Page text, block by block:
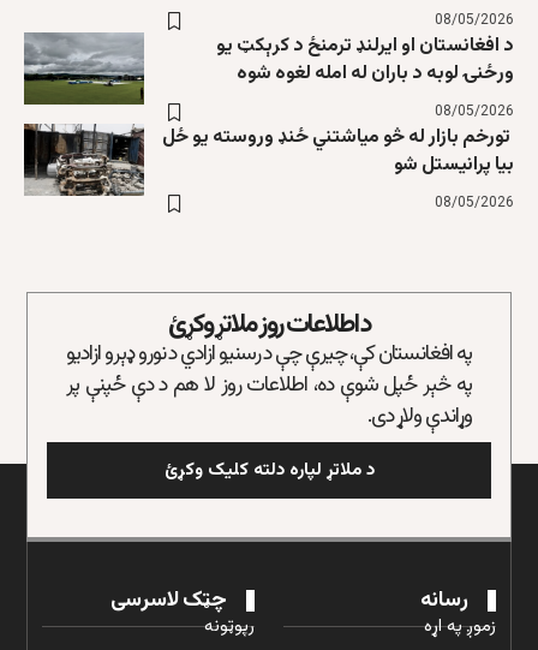
08/05/2026
د افغانستان او ایرلنډ ترمنځ د کرېکټ یو
ورځنۍ لوبه د باران له امله لغوه شوه
08/05/2026
تورخم بازار له څو میاشتني ځنډ وروسته یو ځل
بیا پرانیستل شو
08/05/2026
د اطلاعات روز ملاتړ وکړئ
په افغانستان کې، چیرې چې د رسنیو ازادي د نورو ډېرو ازادیو
په څېر ځپل شوې ده، اطلاعات روز لا هم د دې ځپنې پر
وړاندې ولاړ دی.
د ملاتړ لپاره دلته کلیک وکړئ
رسانه
زموږ په اړه
چټک لاسرسی
رپوټونه